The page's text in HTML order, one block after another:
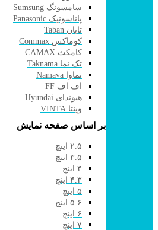
سامسونگ Sumsung
پاناسونیک Panasonic
تابان Taban
کوماکس Commax
کامکث CAMAX
تک نما Taknama
نماوا Namava
اف اف FF
هیوندای Hyundai
وینتا VINTA
بر اساس صفحه نمایش
۲.۵ اینچ
۳.۵ اینچ
۴ اینچ
۴.۳ اینچ
۵ اینچ
۵.۶ اینچ
۶ اینچ
۷ اینچ